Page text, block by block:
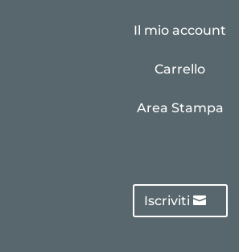
Il mio account
Carrello
Area Stampa
Iscriviti